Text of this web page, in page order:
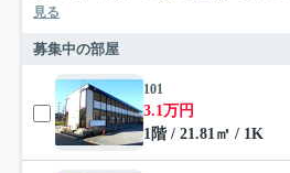
見る
募集中の部屋
101
3.1万円
1階 / 21.81㎡ / 1K